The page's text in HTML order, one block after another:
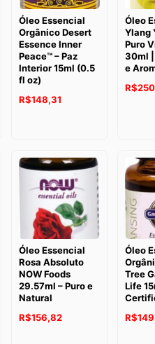
Óleo Essencial
Orgânico Desert
Essence Inner
Peace™ – Paz
Interior 15ml (0.5
fl oz)
O
R$184,12.
R$148,31
R$148,31.
Óleo
Ylang
Puro
30ml |
e
R$
Óleo Essencial
Rosa Absoluto
NOW Foods
29.57ml – Puro e
Natural
O
R$156,82O
Óleo
Tree
Life
O
R$